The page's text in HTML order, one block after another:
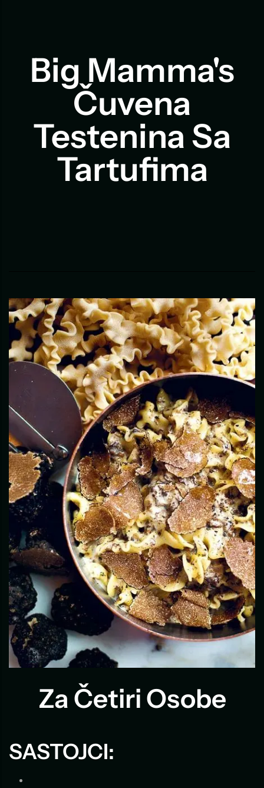
Big Mamma's
Čuvena
Testenina Sa
Tartufima
Za Četiri Osobe
SASTOJCI: